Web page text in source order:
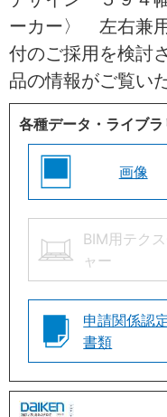
ーカー〉 左右兼
付のご採用を検討
品の情報がご覧い
各種データ・ライブラ
画像
BIM用テク
ャー
申請関係認
書類